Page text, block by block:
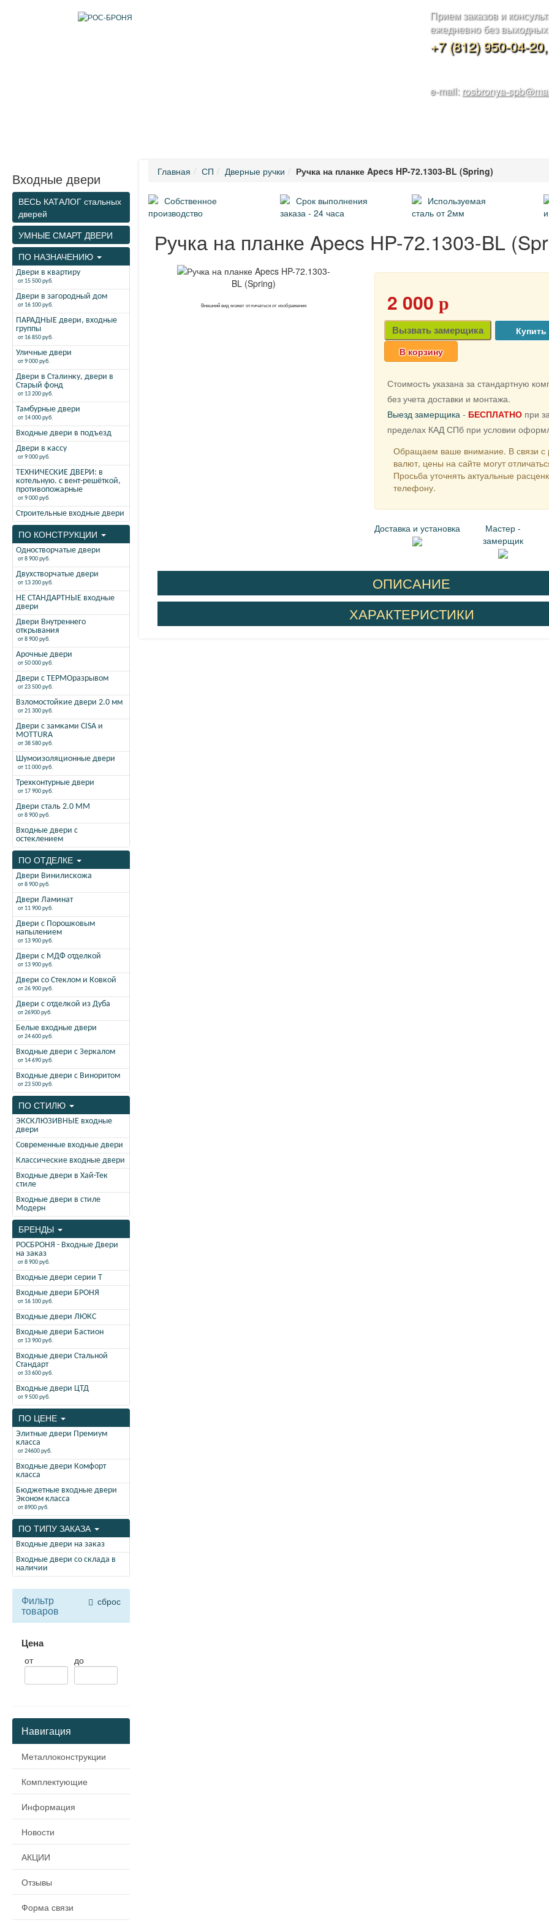
Прием заказов и
ежедневно без
+7 (812) 950-04-20,
e-mail: rosbronya-
Входные двери
ВЕСЬ КАТАЛОГ стальных
дверей
УМНЫЕ СМАРТ ДВЕРИ
ПО НАЗНАЧЕНИЮ
Двери в квартиру
от 15 500 руб.
Двери в загородный дом
от 16 100 руб.
ПАРАДНЫЕ двери, входные
группы
от 16 850 руб.
Уличные двери
от 9 000 руб.
Двери в Сталинку, двери в
Старый фонд
от 13 200 руб.
Тамбурные двери
от 14 000 руб.
Входные двери в подъезд
Двери в кассу
от 9 000 руб.
ТЕХНИЧЕСКИЕ ДВЕРИ: в
котельную. с вент-решёткой,
противопожарные
от 9 000 руб.
Строительные входные двери
ПО КОНСТРУКЦИИ
Одностворчатые двери
от 8 900 руб.
Двухстворчатые двери
от 13 200 руб.
НЕ СТАНДАРТНЫЕ входные
двери
Двери Внутреннего
открывания
от 8 900 руб.
Арочные двери
от 50 000 руб.
Двери с ТЕРМОразрывом
от 23 500 руб.
Взломостойкие двери 2.0 мм
от 21 300 руб.
Двери с замками CISA и
MOTTURA
от 38 580 руб.
Шумоизоляционные двери
от 11 000 руб.
Трехконтурные двери
от 17 900 руб.
Двери сталь 2.0 ММ
от 8 900 руб.
Входные двери с
остеклением
ПО ОТДЕЛКЕ
Двери Винилискожа
от 8 900 руб.
Двери Ламинат
от 11 900 руб.
Двери с Порошковым
напылением
от 13 900 руб.
Двери с МДФ отделкой
от 13 900 руб.
Двери со Стеклом и Ковкой
от 26 900 руб.
Двери с отделкой из Дуба
от 26900 руб.
Белые входные двери
от 24 600 руб.
Входные двери с Зеркалом
от 14 690 руб.
Входные двери с Виноритом
от 23 500 руб.
ПО СТИЛЮ
ЭКСКЛЮЗИВНЫЕ входные
двери
Современные входные двери
Классические входные двери
Входные двери в Хай-Тек
стиле
Входные двери в стиле
Модерн
БРЕНДЫ
РОСБРОНЯ - Входные Двери
на заказ
от 8 900 руб.
Входные двери серии Т
Входные двери БРОНЯ
от 16 100 руб.
Входные двери ЛЮКС
Входные двери Бастион
от 13 900 руб.
Входные двери Стальной
Стандарт
от 33 600 руб.
Входные двери ЦТД
от 9 500 руб.
ПО ЦЕНЕ
Элитные двери Премиум
класса
от 24600 руб.
Входные двери Комфорт
класса
Бюджетные входные двери
Эконом класса
от 8900 руб.
ПО ТИПУ ЗАКАЗА
Входные двери на заказ
Входные двери со склада в
наличии
сброс
Фильтр
товаров
Цена
от до
Навигация
Металлоконструкции
Комплектующие
Информация
Новости
АКЦИИ
Отзывы
Форма связи
Главная СП Дверные ручки Ручка на планке Apecs HP-72.1303-BL (Spring)
Собственное
производство
Срок выполнения
заказа - 24 часа
Используемая
сталь от 2мм
Ручка на планке Apecs HP-72.1303-BL
Внешний вид может отличаться от изображения 2 000p
Вызвать замерщика
В корзину
Стоимость указана за стандартную
без учета доставки и монтажа.
Выезд замерщика - БЕСПЛАТНО при
пределах КАД СПб при условии
Обращаем ваше внимание. В связи с
валют, цены на сайте могут
Просьба уточнять актуальные
телефону.
Доставка и установка
Мастер -
замерщик
ОПИСАНИЕ
ХАРАКТЕРИСТИКИ